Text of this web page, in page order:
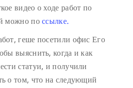
видео о ходе работ по
можно поссылке.
геше посетили офис Его
выяснить, когда и как
статуи, и получили
о том, что на следующий